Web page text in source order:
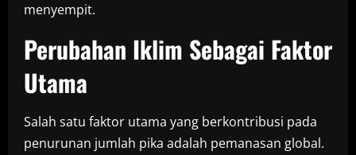
menyempit.
Perubahan Iklim Sebagai Faktor
Utama
Salah satu faktor utama yang berkontribusi pada
penurunan jumlah pika adalah pemanasan global.